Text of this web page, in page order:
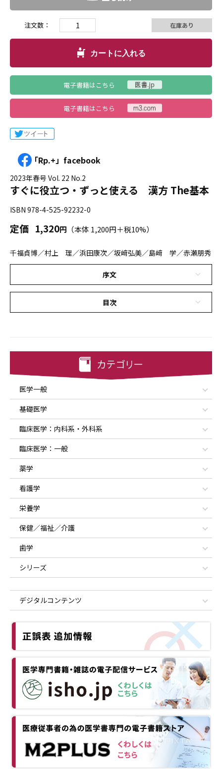
医学一般
基礎医学
臨床医学：内科系・外科系
臨床医学：一般
薬学
看護学
栄養学
保健／福祉／介護
歯学
シリーズ
デジタルコンテンツ
注文数： 在庫あり
カートに入れる
電子書籍はこちら
電子書籍はこちら
「Rp.+」facebook
2023年春号 Vol. 22 No.2
すぐに役立つ・ずっと使える 漢方 The基本
ISBN 978-4-525-92232-0
定価 1,320円 （本体 1,200円＋税10%）
千福貞博／村上 理／浜田康次／坂﨑弘美／島﨑 学／赤瀬朋秀
序文
目次